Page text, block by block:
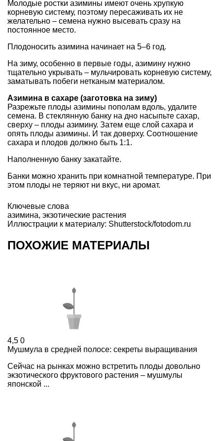
Молодые ростки азимины имеют очень хрупкую
корневую систему, поэтому пересаживать их не
желательно – семена нужно высевать сразу на
постоянное место.
Плодоносить азимина начинает на 5–6 год.
На зиму, особенно в первые годы, азимину нужно
тщательно укрывать – мульчировать корневую систему,
заматывать побеги нетканым материалом.
Азимина в сахаре (заготовка на зиму)
Разрежьте плоды азимины пополам вдоль, удалите
семена. В стеклянную банку на дно насыпьте сахар,
сверху – плоды азимину. Затем еще слой сахара и
опять плоды азимины. И так доверху. Соотношение
сахара и плодов должно быть 1:1.
Наполненную банку закатайте.
Банки можно хранить при комнатной температуре. При
этом плоды не теряют ни вкус, ни аромат.
Ключевые слова
азимина, экзотические растения
Иллюстрации к материалу: Shutterstock/fotodom.ru
ПОХОЖИЕ МАТЕРИАЛЫ
4,5 0
Мушмула в средней полосе: секреты выращивания
Сейчас на рынках можно встретить плоды довольно
экзотического фруктового растения – мушмулы
японской ...